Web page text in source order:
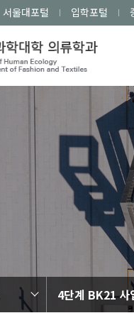
서울대포털 입학포털
4단계 BK21 사